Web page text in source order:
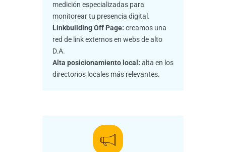
medición especializadas para
monitorear tu presencia digital.
Linkbuilding Off Page: creamos una
red de link externos en webs de alto
D.A.
Alta posicionamiento local: alta en los
directorios locales más relevantes.